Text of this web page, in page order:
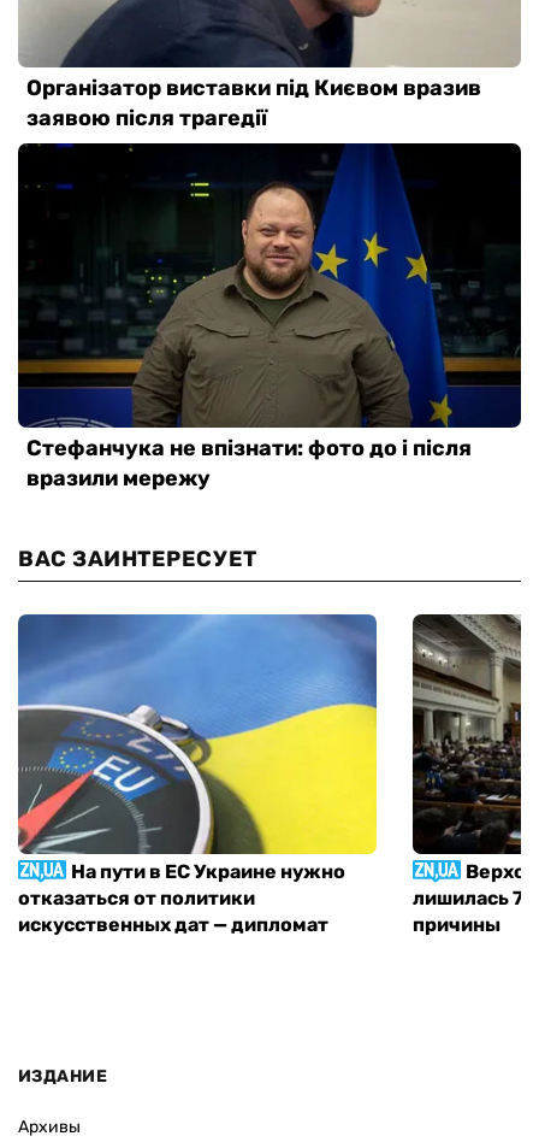
ВАС ЗАИНТЕРЕСУЕТ
На пути в ЕС Украине нужно
отказаться от политики
искусственных дат — дипломат
лишилась 71
причины
ИЗДАНИЕ
Архивы